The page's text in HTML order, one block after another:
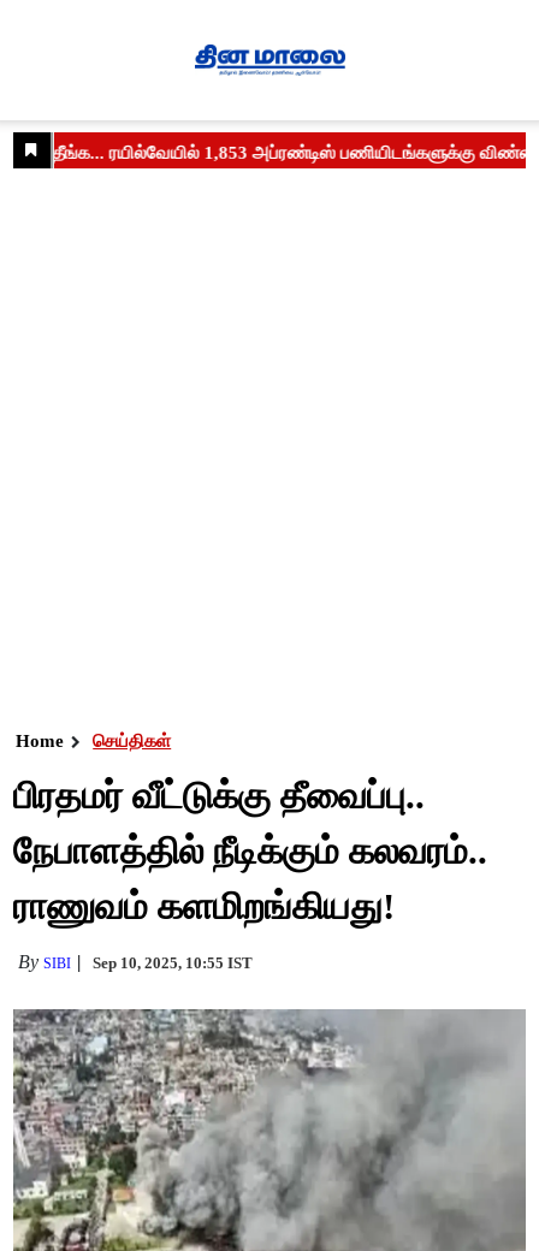
Home செய்திகள்
பிரதமர் வீட்டுக்கு தீவைப்பு..
நேபாளத்தில் நீடிக்கும் கலவரம்..
ராணுவம் களமிறங்கியது!
BySIBI Sep 10, 2025, 10:55 IST